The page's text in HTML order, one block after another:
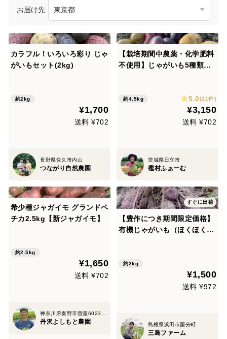
お届け先
カラフル！いろいろ彩り じゃ
がいもセット(2kg)
約2kg
¥1,700
送料 ¥702
長野県佐久市内山
つながり自然農園
【栽培期間中農薬・化学肥料
不使用】じゃがいも5種類食
シャドークイーン・ノーザン
約4.5kg 5.0(21件)
¥3,150
送料 ¥702
茨城県日立市
樫村ふぁーむ
希少種ジャガイモ グランドペ
チカ2.5kg【新ジャガイモ】
約2.5kg
¥1,650
送料 ¥702
神奈川県秦野市曽屋6023-36
丹沢よしもと農園
すぐに出荷
【豊作につき期間限定価格】
有機じゃがいも（ほくほく甘
約2kg
¥1,500
送料 ¥972
島根県浜田市国分町
三島ファーム